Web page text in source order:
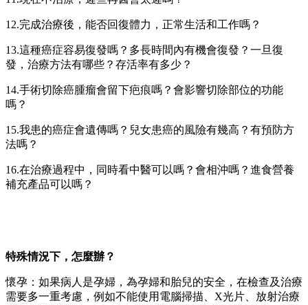
12.完成治療後，能否回復體力，正常生活和工作嗎？
13.這種癌症容易復發嗎？多長時間內有機會復發？一旦復
發，治療方法有哪些？存活率有多少？
14.手術切除癌腫瘤會留下疤痕嗎？會影響切除部位的功能
嗎？
15.我患的癌症會遺傳嗎？兒女患癌的風險有幾高？有預防方
法嗎？
16.在治療過程中，同時看中醫可以嗎？會相沖嗎？進食營養
補充產品可以嗎？
特殊情況下，怎麼辦？
懷孕：如果病人是孕婦，為孕婦和胎兒的安全，在檢查及治療
需要多一重考慮，例如不能使用電腦掃描、X光片、放射治療